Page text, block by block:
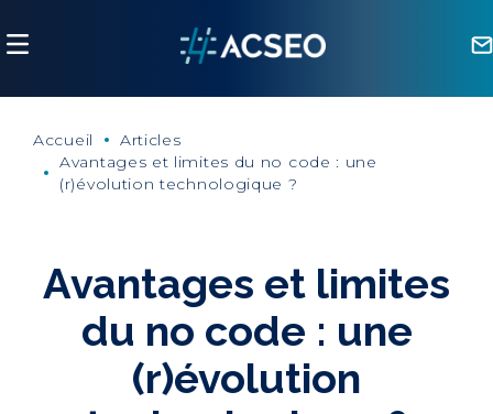
Accueil
Articles
Avantages et limites du no code : une
(r)évolution technologique ?
Avantages et limites
du no code : une
(r)évolution